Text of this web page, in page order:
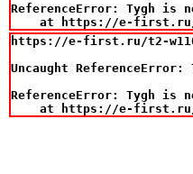
ReferenceError: Tygh is
at https://e-
https://e-first.ru/t2-
Uncaught
ReferenceError: Tygh is
at https://e-